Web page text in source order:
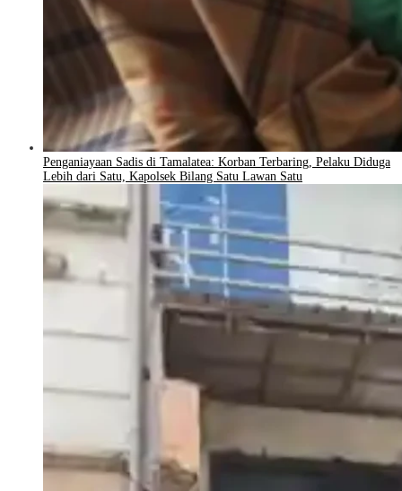
Penganiayaan Sadis di Tamalatea: Korban Terbaring, Pelaku Diduga
Lebih dari Satu, Kapolsek Bilang Satu Lawan Satu